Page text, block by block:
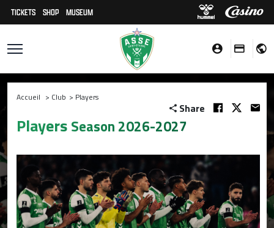
TICKETS SHOP MUSEUM
Accueil > Club > Players
Share
Players Season 2026-2027